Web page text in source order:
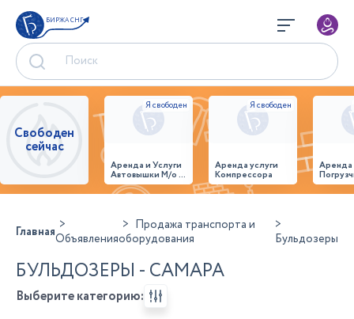
БИРЖА СНГ
Свободен
сейчас
Аренда и Услуги
Автовышки М/о г.
Домодедово
26,28,32 место
Аренда услуги
Компрессора
ГлавнаяОбъявления
Продажа транспорта и
оборудования
Бульдозеры
БУЛЬДОЗЕРЫ - САМАРА
Выберите категорию: